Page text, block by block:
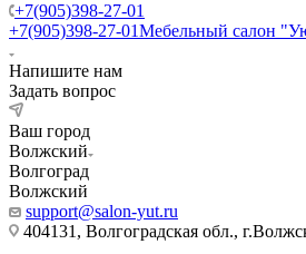
+7(905)398-27-01
+7(905)398-27-01Мебельный салон
Напишите нам
Задать вопрос
Ваш город
Волжский
Волгоград
Волжский
support@salon-yut.ru
404131, Волгоградская обл.,